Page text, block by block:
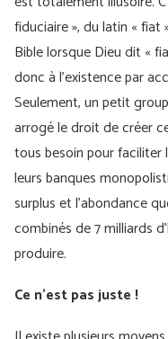
fiduciaire », du latin « fiat
Bible lorsque Dieu dit «
donc à l’existence par
Seulement, un petit
arrogé le droit de créer
tous besoin pour faciliter
leurs banques
surplus et l’abondance
combinés de 7 milliards
produire.
Ce n'est pas juste !